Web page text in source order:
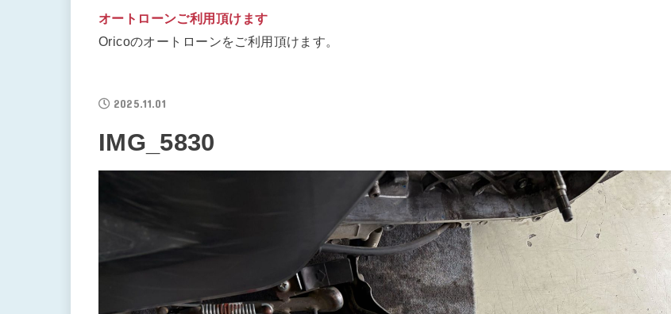
オートローンご利用頂けます
Oricoのオートローンをご利用頂けます。
2025.11.01
IMG_5830